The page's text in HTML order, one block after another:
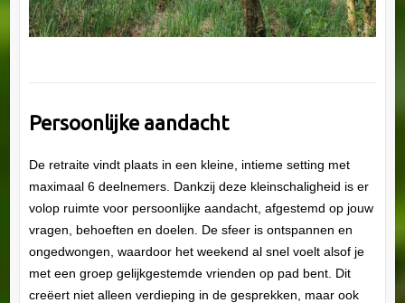
Persoonlijke aandacht
De retraite vindt plaats in een kleine, intieme setting met
maximaal 6 deelnemers. Dankzij deze kleinschaligheid is er
volop ruimte voor persoonlijke aandacht, afgestemd op jouw
vragen, behoeften en doelen. De sfeer is ontspannen en
ongedwongen, waardoor het weekend al snel voelt alsof je
met een groep gelijkgestemde vrienden op pad bent. Dit
creëert niet alleen verdieping in de gesprekken, maar ook